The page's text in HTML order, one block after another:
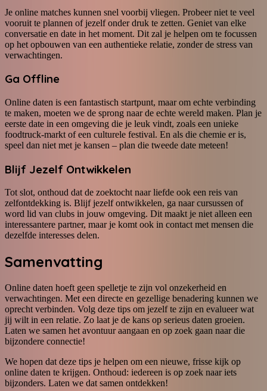
Je online matches kunnen snel voorbij vliegen. Probeer niet te veel
vooruit te plannen of jezelf onder druk te zetten. Geniet van elke
conversatie en date in het moment. Dit zal je helpen om te focussen
op het opbouwen van een authentieke relatie, zonder de stress van
verwachtingen.
Ga Offline
Online daten is een fantastisch startpunt, maar om echte verbinding
te maken, moeten we de sprong naar de echte wereld maken. Plan je
eerste date in een omgeving die je leuk vindt, zoals een unieke
foodtruck-markt of een culturele festival. En als die chemie er is,
speel dan niet met je kansen – plan die tweede date meteen!
Blijf Jezelf Ontwikkelen
Tot slot, onthoud dat de zoektocht naar liefde ook een reis van
zelfontdekking is. Blijf jezelf ontwikkelen, ga naar cursussen of
word lid van clubs in jouw omgeving. Dit maakt je niet alleen een
interessantere partner, maar je komt ook in contact met mensen die
dezelfde interesses delen.
Samenvatting
Online daten hoeft geen spelletje te zijn vol onzekerheid en
verwachtingen. Met een directe en gezellige benadering kunnen we
oprecht verbinden. Volg deze tips om jezelf te zijn en evalueer wat
jij wilt in een relatie. Zo laat je de kans op serieus daten groeien.
Laten we samen het avontuur aangaan en op zoek gaan naar die
bijzondere connectie!
We hopen dat deze tips je helpen om een nieuwe, frisse kijk op
online daten te krijgen. Onthoud: iedereen is op zoek naar iets
bijzonders. Laten we dat samen ontdekken!